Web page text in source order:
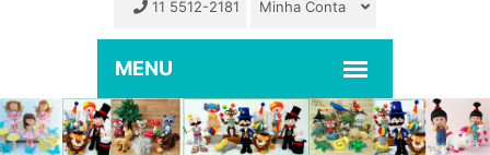
11 5512-2181 Minha Conta